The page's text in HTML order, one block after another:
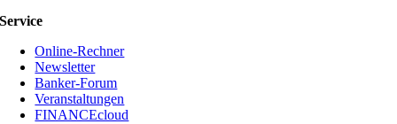
Service
Online-Rechner
Newsletter
Banker-Forum
Veranstaltungen
FINANCEcloud